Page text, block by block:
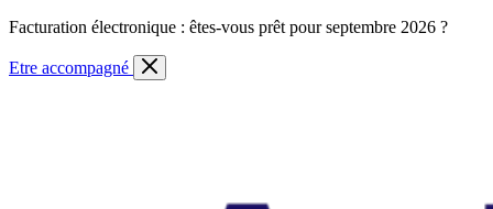
Skip
content
Facturation électronique : êtes-vous prêt pour septembre 2026 ?
Etre accompagné